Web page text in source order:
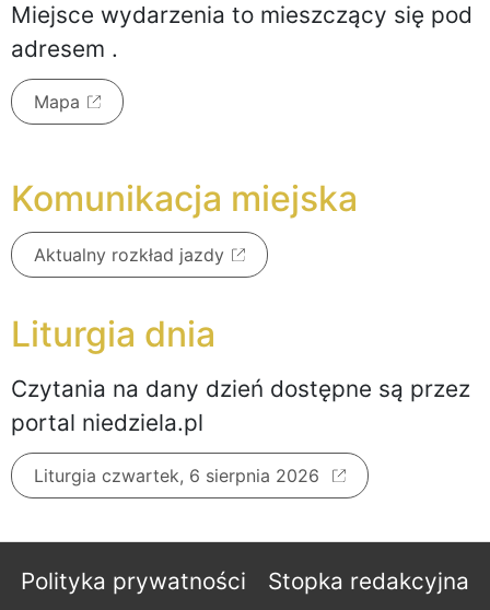
Miejsce wydarzenia to mieszczący się pod
adresem .
Mapa
Komunikacja miejska
Aktualny rozkład jazdy
Liturgia dnia
Czytania na dany dzień dostępne są przez
portal niedziela.pl
Liturgia czwartek, 6 sierpnia 2026
Polityka prywatności Stopka redakcyjna